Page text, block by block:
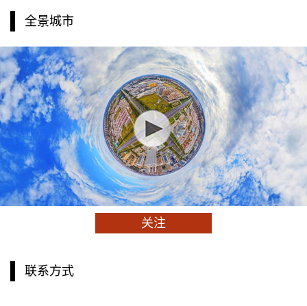
全景城市
关注
联系方式